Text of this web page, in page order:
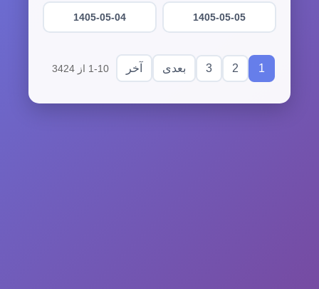
1405-05-05
1405-05-04
1
2
3 بعدی آخر 1-10 از 3424